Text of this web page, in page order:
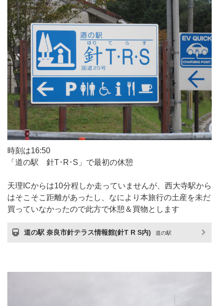
時刻は16:50
「道の駅 針T･R･S」で最初の休憩
天理ICからは10分程しか走っていませんが、西大寺駅から
はそこそこ距離があったし、なにより本旅行の土産を未だ
買っていなかったので此方で休憩＆買物とします
道の駅 奈良市針テラス情報館(針T R S内) 道の駅